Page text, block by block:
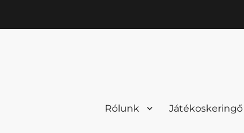
Rólunk Játékoskeringő